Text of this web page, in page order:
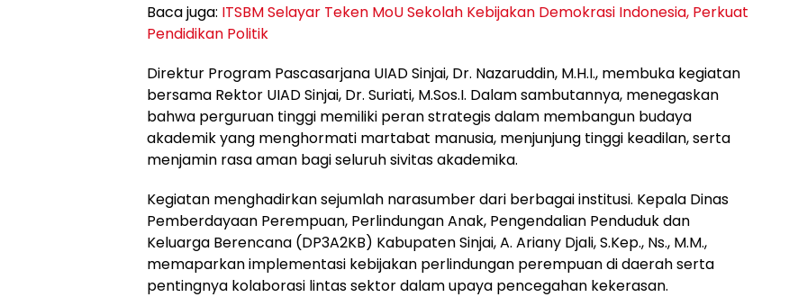
Baca juga: ITSBM Selayar Teken MoU Sekolah Kebijakan Demokrasi Indonesia, Perkuat
Pendidikan Politik
Direktur Program Pascasarjana UIAD Sinjai, Dr. Nazaruddin, M.H.I., membuka kegiatan
bersama Rektor UIAD Sinjai, Dr. Suriati, M.Sos.I. Dalam sambutannya, menegaskan
bahwa perguruan tinggi memiliki peran strategis dalam membangun budaya
akademik yang menghormati martabat manusia, menjunjung tinggi keadilan, serta
menjamin rasa aman bagi seluruh sivitas akademika.
Kegiatan menghadirkan sejumlah narasumber dari berbagai institusi. Kepala Dinas
Pemberdayaan Perempuan, Perlindungan Anak, Pengendalian Penduduk dan
Keluarga Berencana (DP3A2KB) Kabupaten Sinjai, A. Ariany Djali, S.Kep., Ns., M.M.,
memaparkan implementasi kebijakan perlindungan perempuan di daerah serta
pentingnya kolaborasi lintas sektor dalam upaya pencegahan kekerasan.